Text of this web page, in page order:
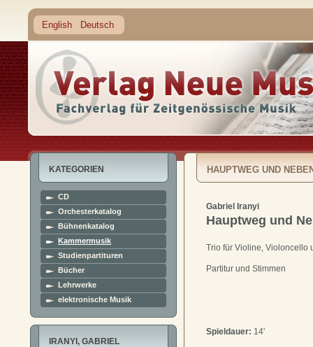
English Deutsch
KATEGORIEN
CD
Orchesterkatalog
Bühnenkatalog
Kammermusik
Studienpartituren
Bücher
Lehrwerke
elektronische Musik
IRANYI, GABRIEL
HAUPTWEG UND
Gabriel Iranyi
Hauptweg und
Trio für Violine, Violoncello
Partitur und Stimmen
Spieldauer: 14'